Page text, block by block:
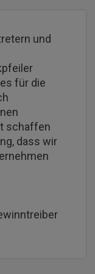
und
für die
schaffen
dass wir